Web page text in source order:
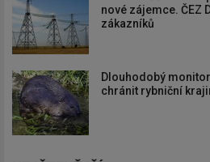
nové zájemce. ČEZ
zákazníků
Dlouhodobý
chránit rybniční